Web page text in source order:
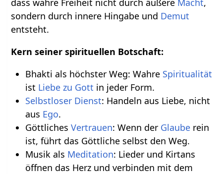
sondern durch innere Hingabe und Demut
entsteht.
Kern seiner spirituellen Botschaft:
Bhakti als höchster Weg: Wahre Spiritualität
ist Liebe zu Gott in jeder Form.
Selbstloser Dienst: Handeln aus Liebe, nicht
aus Ego.
Göttliches Vertrauen: Wenn der Glauberein
ist, führt das Göttliche selbst den Weg.
Musik als Meditation: Lieder und Kirtans
öffnen das Herz und verbinden mit dem